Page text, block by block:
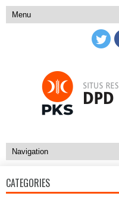
CATEGORIES